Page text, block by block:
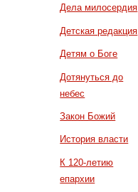
Дела милосердия
Детская редакция
Детям о Боге
Дотянуться до
небес
Закон Божий
История власти
К 120-летию
епархии